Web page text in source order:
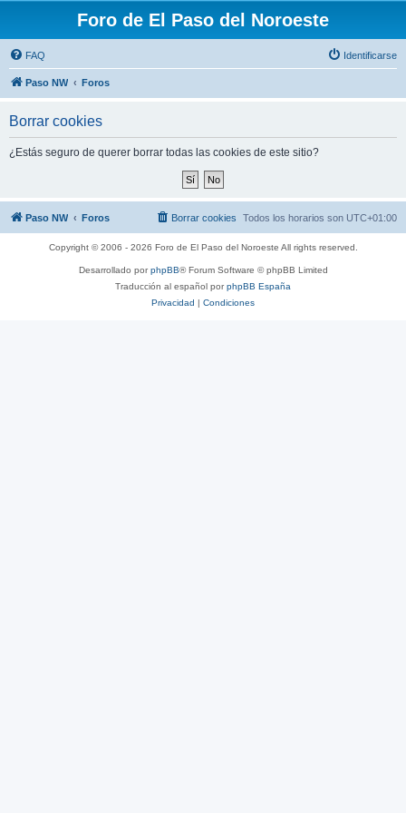
Foro de El Paso del Noroeste
FAQ Identificarse
Paso NW Foros
Borrar cookies
¿Estás seguro de querer borrar todas las cookies de este sitio?
Paso NW Foros Todos los horarios son UTC+01:00
Borrar cookies
Copyright © 2006 - 2026 Foro de El Paso del Noroeste All rights reserved.
Desarrollado porphpBB® Forum Software © phpBB Limited
Traducción al español porphpBB España
Privacidad | Condiciones